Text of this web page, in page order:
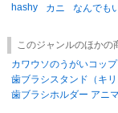
hashy
カニ なんでも
このジャンルのほかの
カワウソのうがいコッ
歯ブラシスタンド（キリ
歯ブラシホルダー アニ